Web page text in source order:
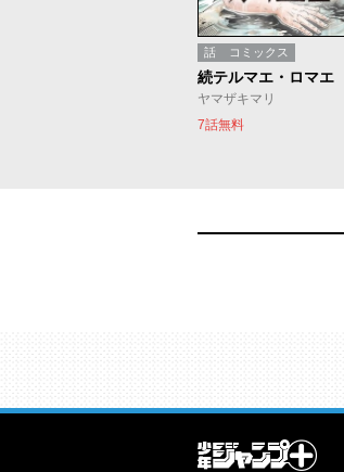
話 コミックス
続テルマエ・ロマエ
ヤマザキマリ
7話無料